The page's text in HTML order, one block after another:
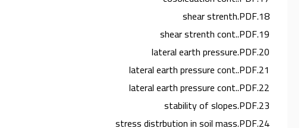
18.shear strenth.PDF
19.shear strenth cont..PDF
20.lateral earth pressure.PDF
21.lateral earth pressure cont..PDF
22.lateral earth pressure cont..PDF
23.stability of slopes.PDF
24.stress distrbution in soil mass.PDF